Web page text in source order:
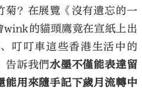
菊？在展覽《沒有遺忘的一
wink的貓頭鷹竟在宣紙上出
叮叮車這些香港生活中的
告訴我們水墨不僅能表達留
能用來隨手記下歲月流轉中